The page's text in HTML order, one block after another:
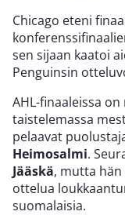
Chicago eteni
sen sijaan kaatoi
Penguinsin
AHL-finaaleissa
taistelemassa
pelaavat
Heimosalmi.
Jääskä, mutta
ottelua
suomalaisia.